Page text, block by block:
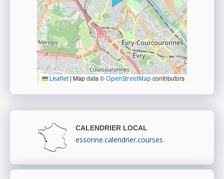
Leaflet|Map data © OpenStreetMap contributors
CALENDRIER LOCAL
essonne.calendrier.courses